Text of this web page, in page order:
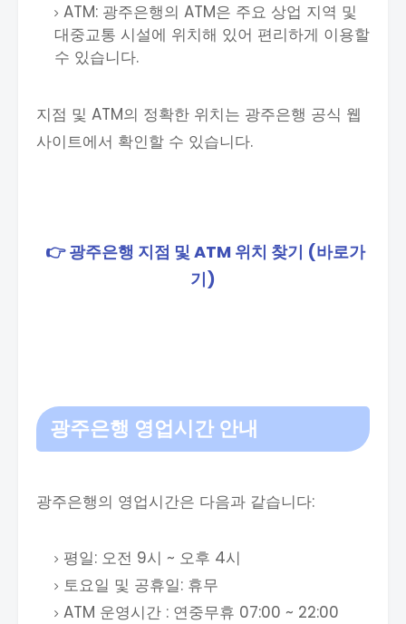
ATM: 광주은행의 ATM은 주요 상업 지역 및
대중교통 시설에 위치해 있어 편리하게 이용할
수 있습니다.
지점 및 ATM의 정확한 위치는 광주은행 공식 웹
사이트에서 확인할 수 있습니다.
👉 광주은행 지점 및 ATM 위치 찾기 (바로가
기)
광주은행 영업시간 안내
광주은행의 영업시간은 다음과 같습니다:
평일: 오전 9시 ~ 오후 4시
토요일 및 공휴일: 휴무
ATM 운영시간 : 연중무휴 07:00 ~ 22:00